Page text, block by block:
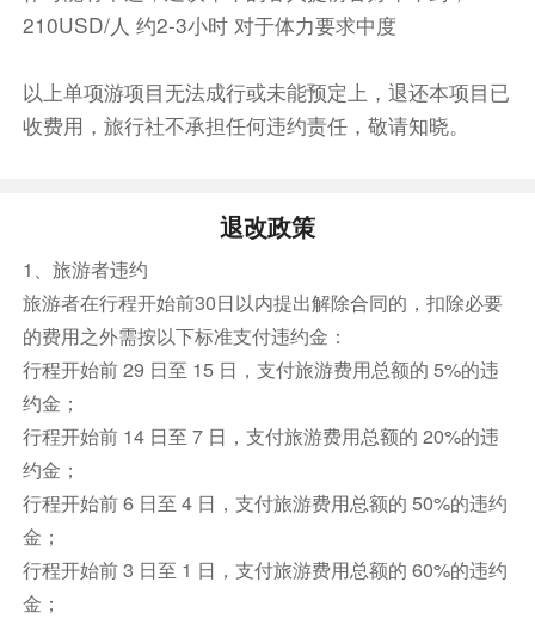
游览【蓝色清真寺】（游览约30分钟）苏丹艾哈
大城市及奥斯曼帝国首都伊斯坦布尔的清真寺古
迹。苏丹艾哈迈德清真寺是其中一个因室内砖块所
1609年至1616年。随后参观古罗马竞技场、埃及
方尖碑、罗马方尖碑、青铜蛇纹柱（外观约20分
钟）
午安特别安排海峡景观餐厅特色烤鱼餐
后游览【托普卡泊老皇宫】（游览约2小时），托
普卡泊宫是奥斯曼帝国时期的皇宫。它是奥斯曼帝
国的政治中心，伊斯坦布尔托普卡泊宫每天约有五
千人来这里参观，每年接待参观者达二百五十万
人，它是欧洲参观人数最多的博物馆，是今天伊斯
坦布尔最重要的历史古迹之一。【老皇宫逢周二不
之后游览集市“大巴扎”感受富有民族特色的当地集
210USD/人 约2-3小时 对于体力要求中度
以上单项游项目无法成行或未能预定上，退还本项目已
收费用，旅行社不承担任何违约责任，敬请知晓。
退改政策
1、旅游者违约
旅游者在行程开始前30日以内提出解除合同的，扣除必要
的费用之外需按以下标准支付违约金：
行程开始前 29 日至 15 日，支付旅游费用总额的 5%的违
约金；
行程开始前 14 日至 7 日，支付旅游费用总额的 20%的违
约金；
行程开始前 6 日至 4 日，支付旅游费用总额的 50%的违约
金；
行程开始前 3 日至 1 日，支付旅游费用总额的 60%的违约
金；